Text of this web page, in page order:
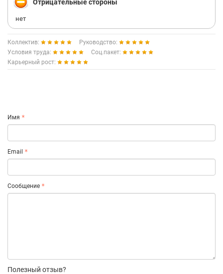
Отрицательные стороны
нет
Коллектив:
Руководство:
Условия труда:
Соц.пакет:
Карьерный рост:
Имя
Email
Сообщение
Полезный отзыв?